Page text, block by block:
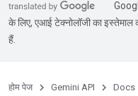
के लिए, एआई टेक्नोलॉजी का इस्तेमाल
हैं.
होम पेज Gemini API Docs